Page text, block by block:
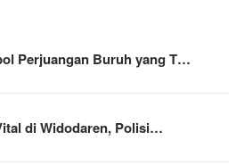
Perjuangan Buruh yang T…
di Widodaren, Polisi…